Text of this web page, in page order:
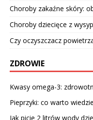
Choroby zakaźne skóry:
Choroby dziecięce z
Czy oczyszczacz
ZDROWIE
Kwasy omega-3:
Pieprzyki: co warto
Jak picie 2 litrów wody